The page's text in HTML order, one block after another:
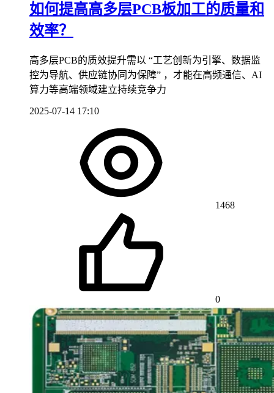
如何提高高多层PCB板加工的质量和
效率？
高多层PCB的质效提升需以 “工艺创新为引擎、数据监
控为导航、供应链协同为保障” ，才能在高频通信、AI
算力等高端领域建立持续竞争力
2025-07-14 17:10
1468
0